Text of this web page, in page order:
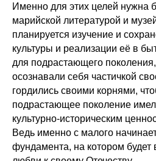
Именно для этих целей нужна
марийской литературой и
планируется изучение и
культуры и реализации её в
для подрастающего
осознавали себя частичкой
гордились своими корнями,
подрастающее поколение
культурно-историческим
Ведь именно с малого
фундамента, на котором будет